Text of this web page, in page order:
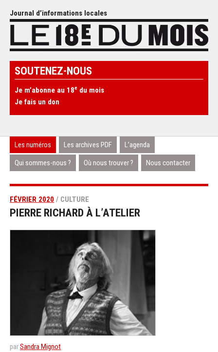
Journal d’informations locales
SOUTENEZ-NOUS
Je m’abonne au 18e du mois
Je fais un don
Les numéros Les archives PDF L’agenda
Qui sommes-nous ? Où nous trouver ? Nous contacter
FÉVRIER 2020 / CULTURE
PIERRE RICHARD À L’ATELIER
parSandra Mignot